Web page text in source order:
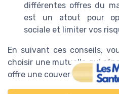
différentes offres du
est un atout pour
sociale et limiter vos
En suivant ces conseils,
choisir une mutuelle qui
offre une couverture santé